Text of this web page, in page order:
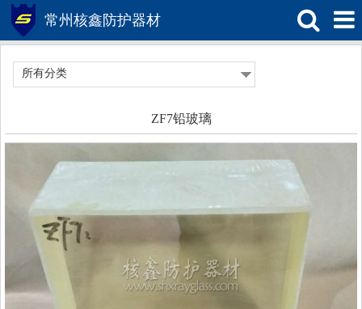
常州核鑫防护器材
所有分类
ZF7铅玻璃